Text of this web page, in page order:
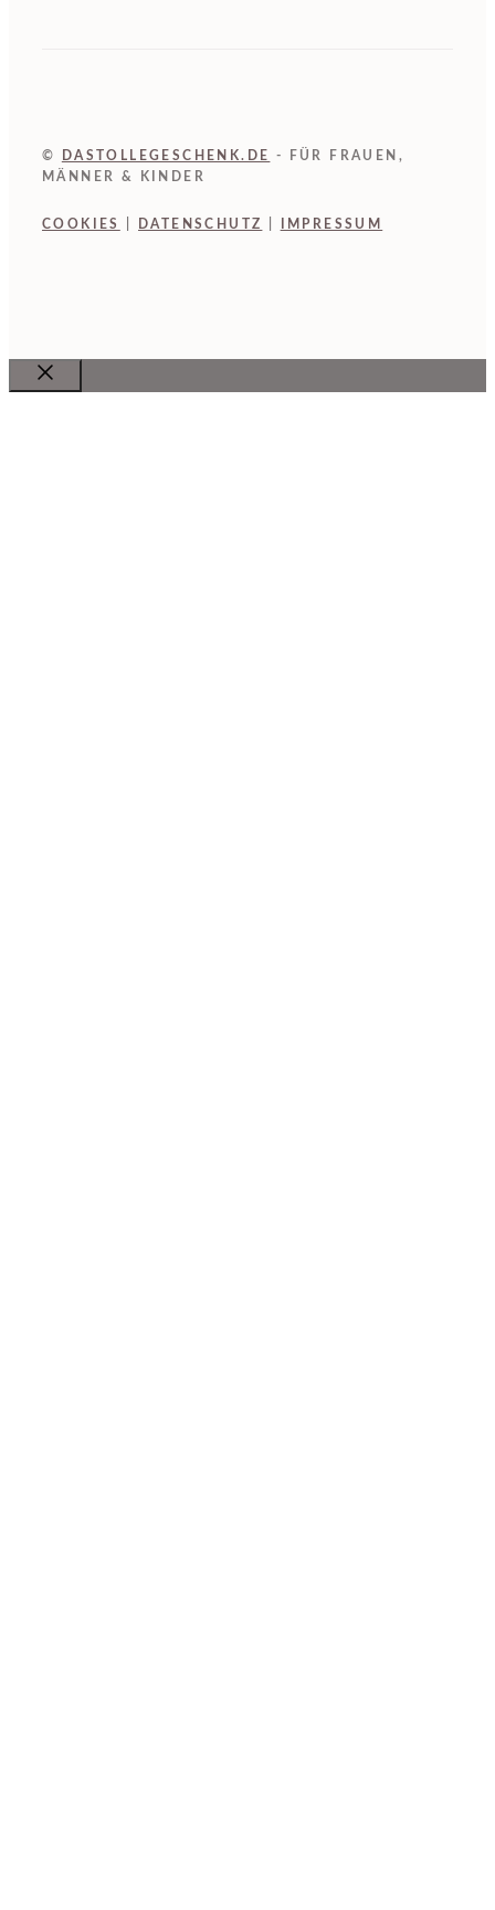
© DASTOLLEGESCHENK.DE
- FÜR FRAUEN,
MÄNNER & KINDER
COOKIES DATENSCHUTZ IMPRESSUM